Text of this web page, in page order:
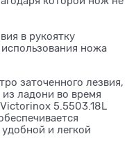
в рукоятку
использования ножа
заточенного лезвия,
ладони во время
5.5503.18L
и легкой